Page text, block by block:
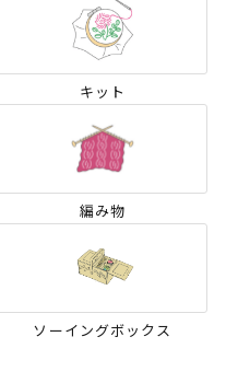
キット
編み物
ソーイングボックス